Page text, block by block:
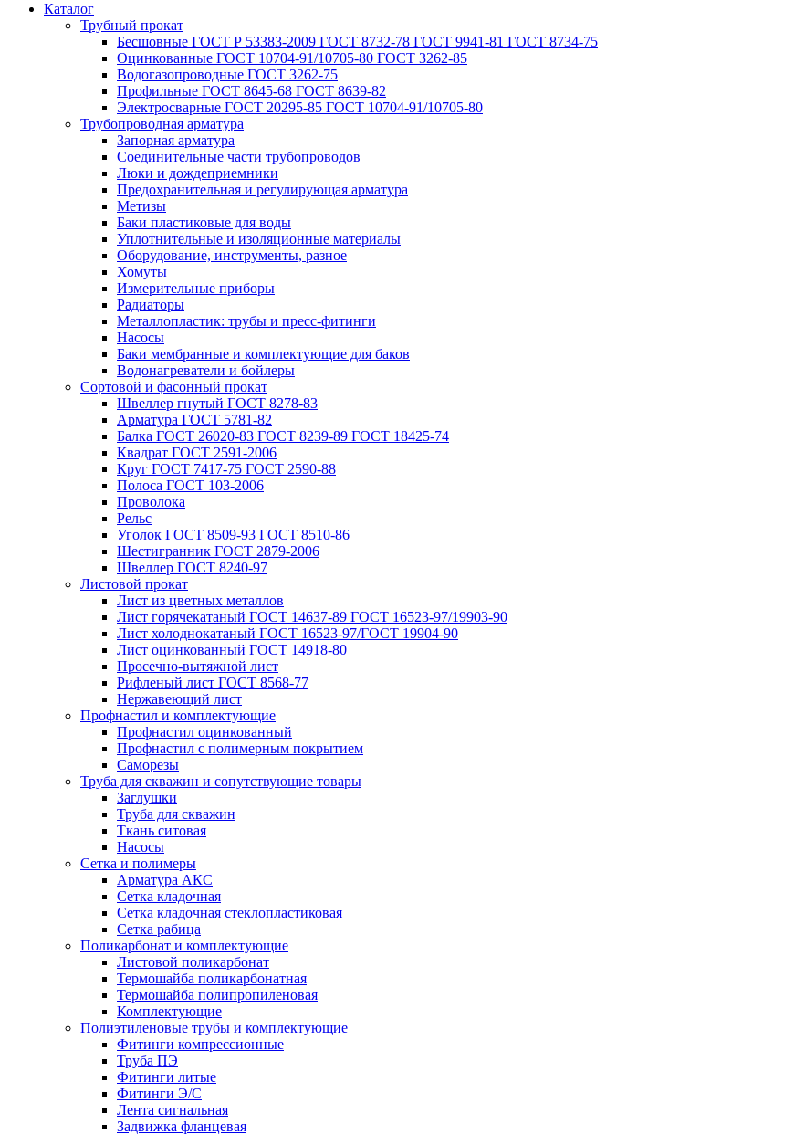
Каталог
Трубный прокат
Беcшовные ГОСТ Р 53383-2009 ГОСТ 8732-78 ГОСТ 9941-81 ГОСТ 8734-75
Оцинкованные ГОСТ 10704-91/10705-80 ГОСТ 3262-85
Водогазопроводные ГОСТ 3262-75
Профильные ГОСТ 8645-68 ГОСТ 8639-82
Электросварные ГОСТ 20295-85 ГОСТ 10704-91/10705-80
Трубопроводная арматура
Запорная арматура
Соединительные части трубопроводов
Люки и дождеприемники
Предохранительная и регулирующая арматура
Метизы
Баки пластиковые для воды
Уплотнительные и изоляционные материалы
Оборудование, инструменты, разное
Хомуты
Измерительные приборы
Радиаторы
Металлопластик: трубы и пресс-фитинги
Насосы
Баки мембранные и комплектующие для баков
Водонагреватели и бойлеры
Сортовой и фасонный прокат
Швеллер гнутый ГОСТ 8278-83
Арматура ГОСТ 5781-82
Балка ГОСТ 26020-83 ГОСТ 8239-89 ГОСТ 18425-74
Квадрат ГОСТ 2591-2006
Круг ГОСТ 7417-75 ГОСТ 2590-88
Полоса ГОСТ 103-2006
Проволока
Рельс
Уголок ГОСТ 8509-93 ГОСТ 8510-86
Шестигранник ГОСТ 2879-2006
Швеллер ГОСТ 8240-97
Листовой прокат
Лист из цветных металлов
Лист горячекатаный ГОСТ 14637-89 ГОСТ 16523-97/19903-90
Лист холоднокатаный ГОСТ 16523-97/ГОСТ 19904-90
Лист оцинкованный ГОСТ 14918-80
Просечно-вытяжной лист
Рифленый лист ГОСТ 8568-77
Нержавеющий лист
Профнастил и комплектующие
Профнастил оцинкованный
Профнастил с полимерным покрытием
Саморезы
Труба для скважин и сопутствующие товары
Заглушки
Труба для скважин
Ткань ситовая
Насосы
Сетка и полимеры
Арматура АКС
Сетка кладочная
Сетка кладочная стеклопластиковая
Сетка рабица
Поликарбонат и комплектующие
Листовой поликарбонат
Термошайба поликарбонатная
Термошайба полипропиленовая
Комплектующие
Полиэтиленовые трубы и комплектующие
Фитинги компрессионные
Труба ПЭ
Фитинги литые
Фитинги Э/С
Лента сигнальная
Задвижка фланцевая